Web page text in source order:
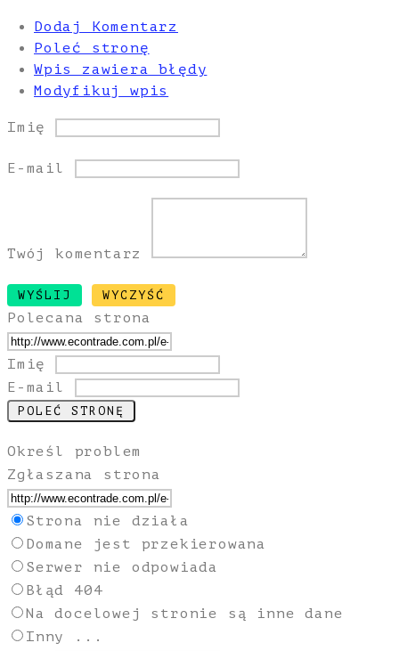
Dodaj Komentarz
Poleć stronę
Wpis zawiera błędy
Modyfikuj wpis
Imię
E-mail
Twój komentarz
Polecana strona
Imię
E-mail
Określ problem
Zgłaszana strona
Strona nie działa
Domane jest przekierowana
Serwer nie odpowiada
Błąd 404
Na docelowej stronie są inne dane
Inny ...